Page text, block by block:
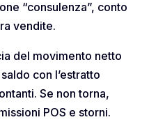
“consulenza”, conto
vendite.
del movimento netto
con l’estratto
Se non torna,
POS e storni.